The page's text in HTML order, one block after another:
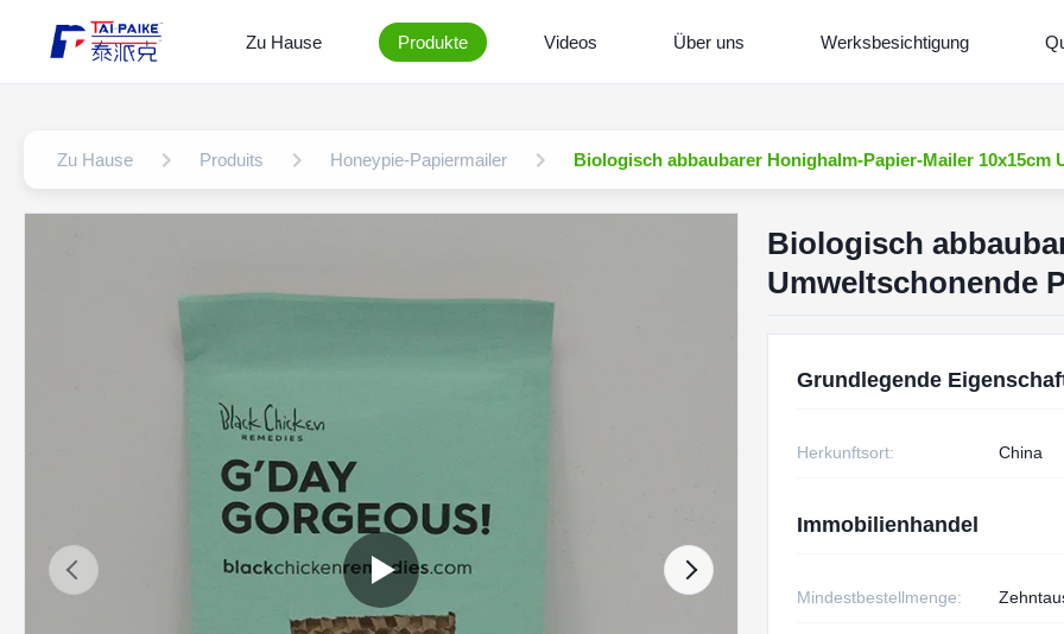
Zu Hause Produkte Videos Über uns Werksbesichtigung
Zu Hause Produits Honeypie-Papiermailer Biologisch abbaubarer Honighalm-Papier-Mailer
Biologisch
Umweltschonende
Grundlegende
Herkunftsort: China
Immobilienhandel
Mindestbestellmenge: